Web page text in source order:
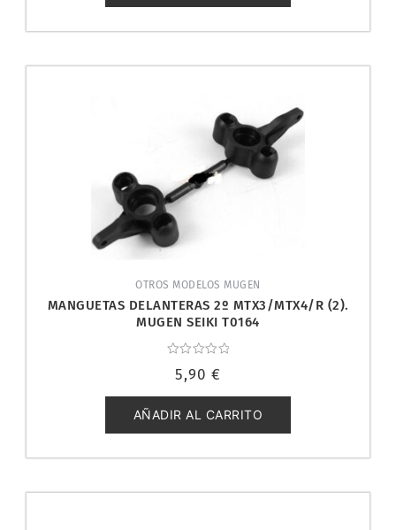
OTROS MODELOS MUGEN
MANGUETAS DELANTERAS 2º MTX3/MTX4/R (2).
MUGEN SEIKI T0164
con
de
5
5,90 €
AÑADIR AL CARRITO